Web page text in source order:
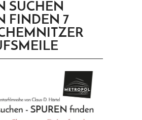
SUCHEN
FINDEN 7